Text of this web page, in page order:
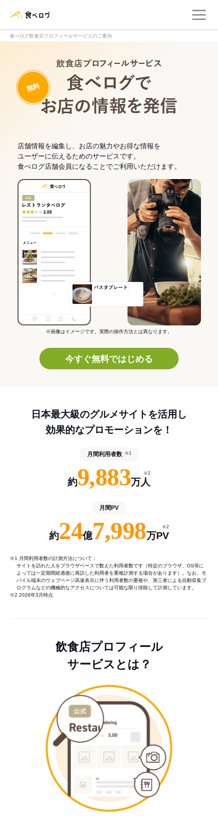
食べログ飲食店プロフィールサービスのご案内
無料
店舗情報を編集し、お店の魅力やお得な情報を
ユーザーに伝えるためのサービスです。
食べログ店舗会員になることでご利用いただけます。
※画像はイメージです。実際の操作方法とは異なります。
今すぐ無料ではじめる
日本最大級のグルメサイトを活用し
効果的なプロモーションを！
月間利用者数 ※1
約9,883万人
※2
月間PV
約24億7,998万PV
※2
※1 月間利用者数の計測方法について：
サイトを訪れた人をブラウザベースで数えた利用者数です（特定のブラウザ、OS等に
よっては一定期間経過後に再訪した利用者を重複計測する場合があります）。なお、モ
バイル端末のウェブページ高速表示に伴う利用者数の重複や、第三者による自動収集プ
ログラムなどの機械的なアクセスについては可能な限り排除して計測しています。
※2 2026年3月時点
飲食店プロフィール
サービスとは？